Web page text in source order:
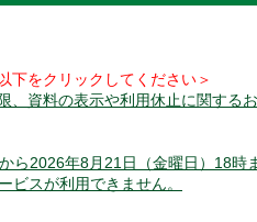
をクリックしてください＞
、資料の表示や利用休止に関する
ら2026年8月21日（金曜日）18時
ビスが利用できません。